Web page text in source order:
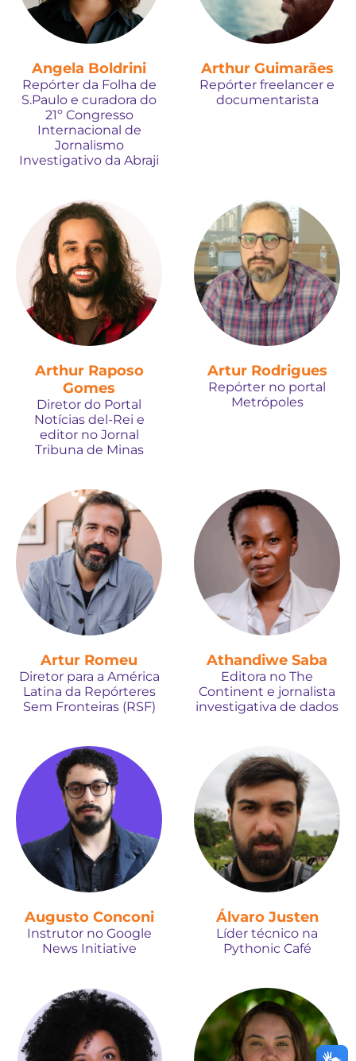
Angela Boldrini
Repórter da Folha de
S.Paulo e curadora do
21º Congresso
Internacional de
Jornalismo
Investigativo da Abraji
Arthur Guimarães
Repórter freelancer e
documentarista
Arthur Raposo
Gomes
Diretor do Portal
Notícias del-Rei e
editor no Jornal
Tribuna de Minas
Artur Rodrigues
Repórter no portal
Metrópoles
Artur Romeu
Diretor para a América
Latina da Repórteres
Sem Fronteiras (RSF)
Athandiwe Saba
Editora no The
Continent e jornalista
investigativa de dados
Augusto Conconi
Instrutor no Google
News Initiative
Álvaro Justen
Líder técnico na
Pythonic Café